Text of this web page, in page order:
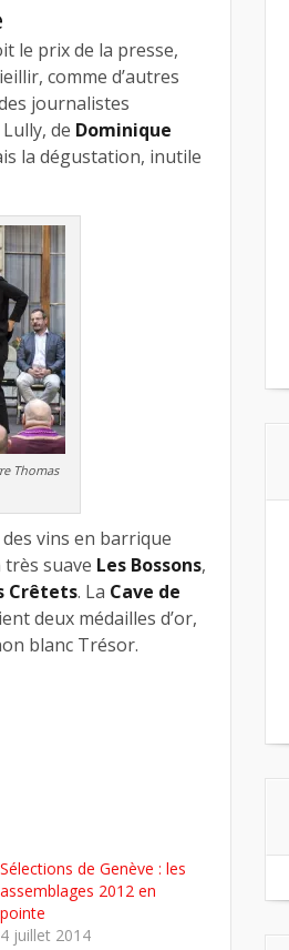
le prix de la presse,
comme d’autres
journalistes
Lully, de Dominique
la dégustation, inutile
Thomas
vins en barrique
très suave Les Bossons,
Crêtets. La Cave de
deux médailles d’or,
blanc Trésor.
Sélections de Genève : les
assemblages 2012 en
pointe
4 juillet 2014